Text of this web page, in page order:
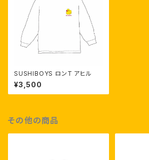
SUSHIBOYS ロンT アヒル
¥3,500
その他の商品